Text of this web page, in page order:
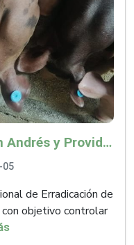
La OMSA reconoció a San Andrés y Providencia como zona libre de Peste Porcina Clásica (PPC)
05
de Erradicación de
objetivo controlar